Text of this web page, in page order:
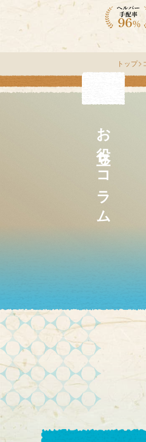
トップ
お役立ちコラム